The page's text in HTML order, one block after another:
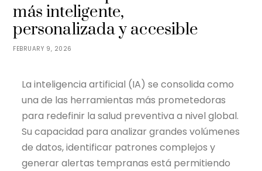
FEBRUARY 9, 2026
más inteligente,
personalizada y accesible
La inteligencia artificial (IA) se consolida como
una de las herramientas más prometedoras
para redefinir la salud preventiva a nivel global.
Su capacidad para analizar grandes volúmenes
de datos, identificar patrones complejos y
generar alertas tempranas está permitiendo